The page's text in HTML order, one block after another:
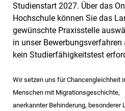
Studienstart 2027. Über das
Hochschule können Sie das
gewünschte Praxisstelle
in unser
kein Studierfähigkeitstest
Wir setzen uns für Chancengleichheit
Menschen mit Migrationsgeschichte,
anerkannter Behinderung, besonderer